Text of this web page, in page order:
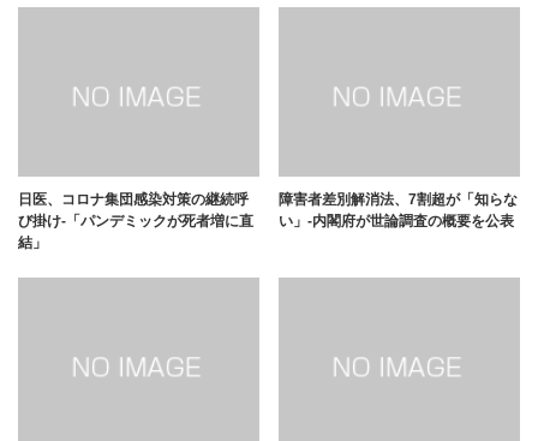
日医、コロナ集団感染対策の継続呼
び掛け-「パンデミックが死者増に直
結」
障害者差別解消法、7割超が「知らな
い」-内閣府が世論調査の概要を公表